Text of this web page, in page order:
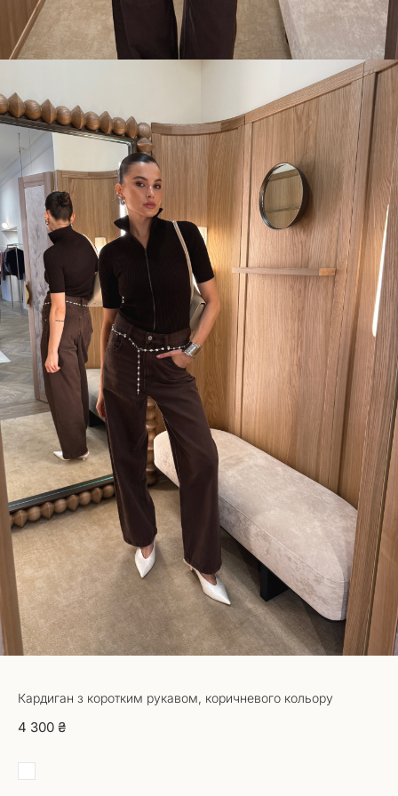
Кардиган з коротким рукавом, коричневого кольору
4 300 ₴